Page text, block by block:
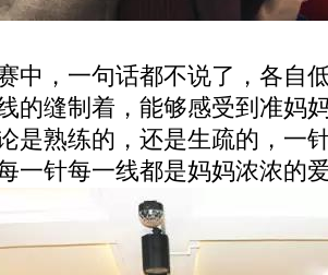
中，一句话都不说了，各自
的缝制着，能够感受到准妈
是熟练的，还是生疏的，一
一针每一线都是妈妈浓浓的